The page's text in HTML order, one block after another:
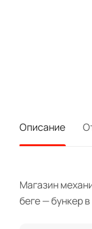
Описание
Магазин
беге — бункер